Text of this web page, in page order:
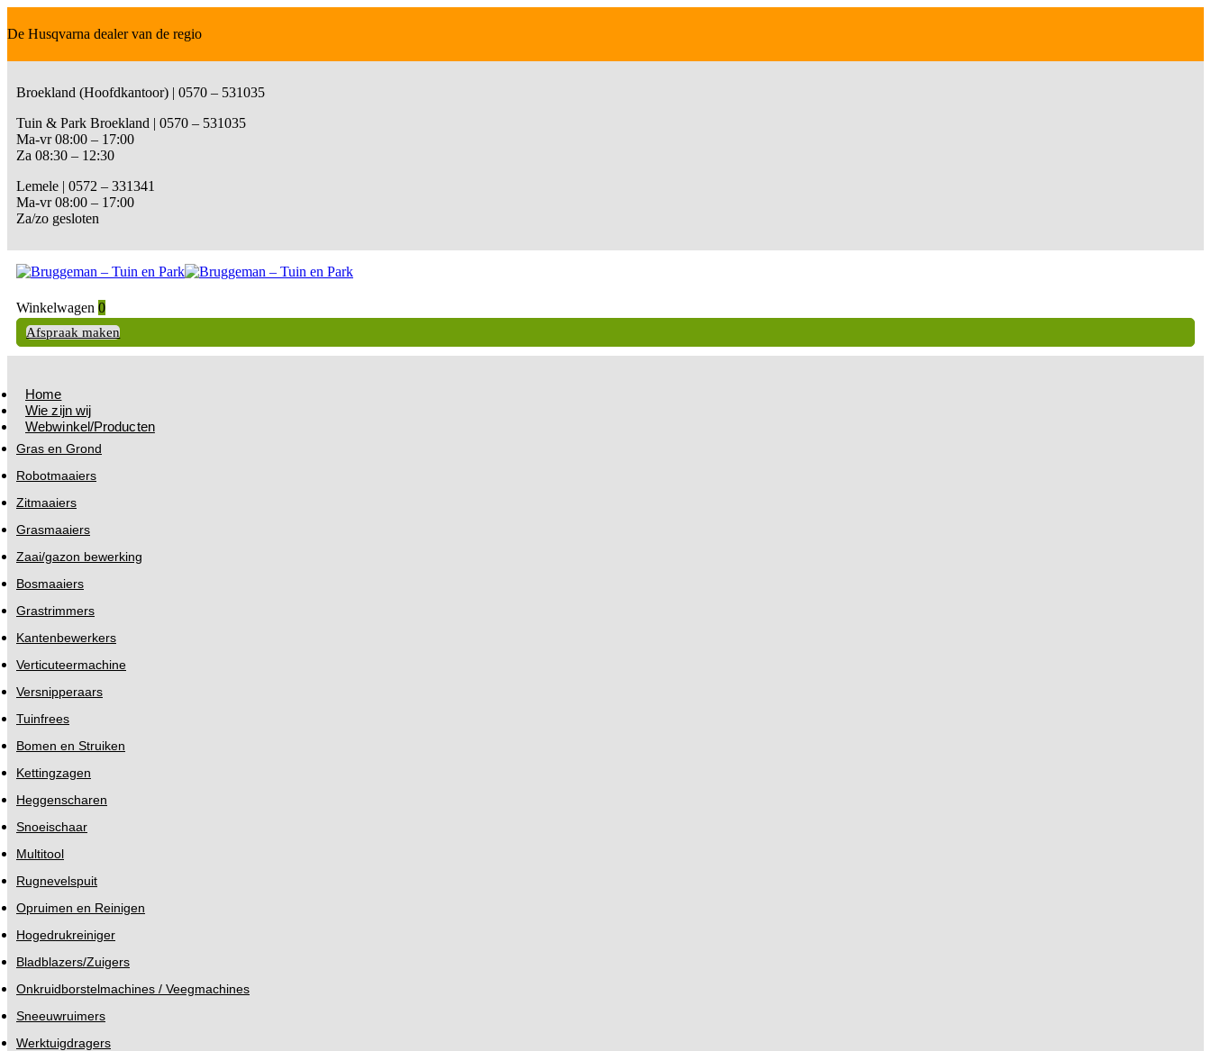
De Husqvarna dealer van de regio
Broekland (Hoofdkantoor) | 0570 – 531035
Tuin & Park Broekland | 0570 – 531035
Ma-vr 08:00 – 17:00
Za 08:30 – 12:30
Lemele | 0572 – 331341
Ma-vr 08:00 – 17:00
Za/zo gesloten
Winkelwagen 0
Afspraak maken
Home
Wie zijn wij
Webwinkel/Producten
Gras en Grond
Robotmaaiers
Zitmaaiers
Grasmaaiers
Zaai/gazon bewerking
Bosmaaiers
Grastrimmers
Kantenbewerkers
Verticuteermachine
Versnipperaars
Tuinfrees
Bomen en Struiken
Kettingzagen
Heggenscharen
Snoeischaar
Multitool
Rugnevelspuit
Opruimen en Reinigen
Hogedrukreiniger
Bladblazers/Zuigers
Onkruidborstelmachines / Veegmachines
Sneeuwruimers
Werktuigdragers